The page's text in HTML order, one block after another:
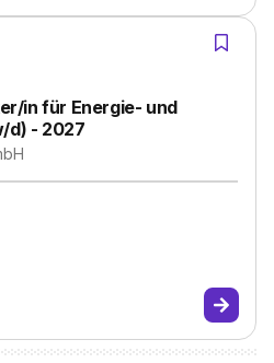
in für Energie- und
d) - 2027